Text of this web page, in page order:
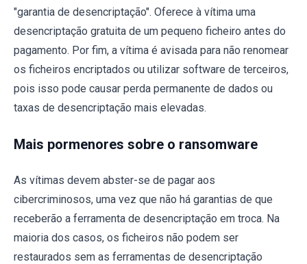
"garantia de desencriptação". Oferece à vítima uma
desencriptação gratuita de um pequeno ficheiro antes do
pagamento. Por fim, a vítima é avisada para não renomear
os ficheiros encriptados ou utilizar software de terceiros,
pois isso pode causar perda permanente de dados ou
taxas de desencriptação mais elevadas.
Mais pormenores sobre o ransomware
As vítimas devem abster-se de pagar aos
cibercriminosos, uma vez que não há garantias de que
receberão a ferramenta de desencriptação em troca. Na
maioria dos casos, os ficheiros não podem ser
restaurados sem as ferramentas de desencriptação